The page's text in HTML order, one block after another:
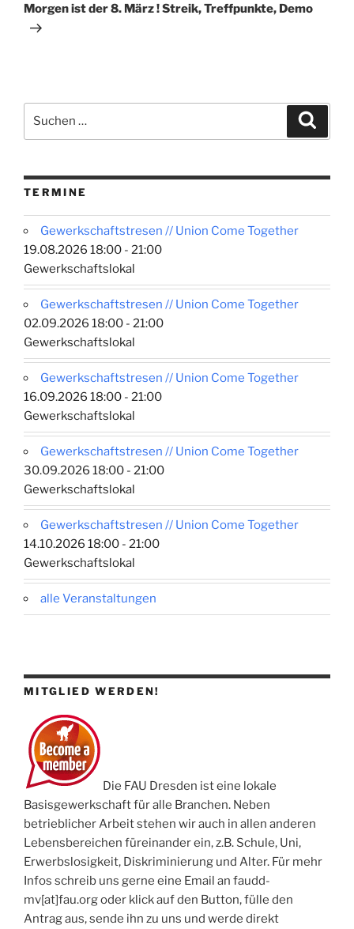
Beitrag
Morgen ist der 8. März ! Streik, Treffpunkte, Demo
nach:
TERMINE
Gewerkschaftstresen // Union Come Together
19.08.2026 18:00 - 21:00
Gewerkschaftslokal
Gewerkschaftstresen // Union Come Together
02.09.2026 18:00 - 21:00
Gewerkschaftslokal
Gewerkschaftstresen // Union Come Together
16.09.2026 18:00 - 21:00
Gewerkschaftslokal
Gewerkschaftstresen // Union Come Together
30.09.2026 18:00 - 21:00
Gewerkschaftslokal
Gewerkschaftstresen // Union Come Together
14.10.2026 18:00 - 21:00
Gewerkschaftslokal
alle Veranstaltungen
MITGLIED WERDEN!
Die FAU Dresden ist eine lokale
Basisgewerkschaft für alle Branchen. Neben
betrieblicher Arbeit stehen wir auch in allen anderen
Lebensbereichen füreinander ein, z.B. Schule, Uni,
Erwerbslosigkeit, Diskriminierung und Alter. Für mehr
Infos schreib uns gerne eine Email an faudd-
mv[at]fau.org oder klick auf den Button, fülle den
Antrag aus, sende ihn zu uns und werde direkt